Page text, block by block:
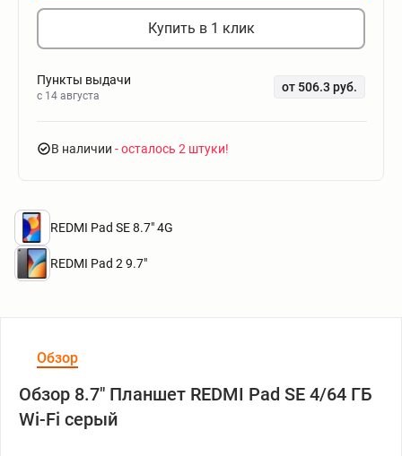
Купить в 1 клик
Пункты выдачи
c 14 августа
от 506.3 руб.
В наличии - осталось 2 штуки
REDMI Pad SE 8.7" 4G
REDMI Pad 2 9.7"
Обзор
Обзор 8.7" Планшет REDMI Pad SE 4/64 ГБ
Wi-Fi серый